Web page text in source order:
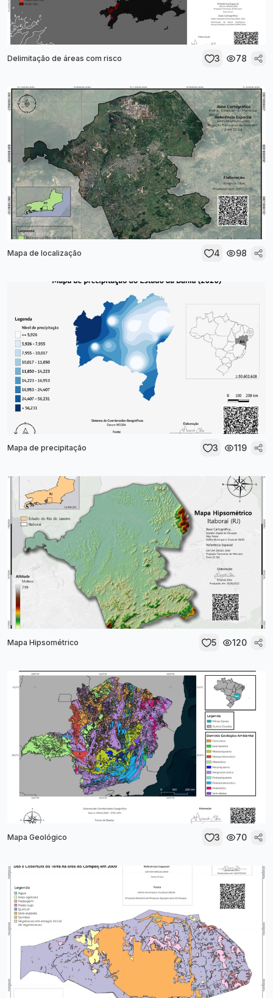
Delimitação de áreas com risco 3 78
Mapa de localização 4 98
Mapa de precipitação 3 119
Mapa Hipsométrico 5 120
Mapa Geológico 3 70